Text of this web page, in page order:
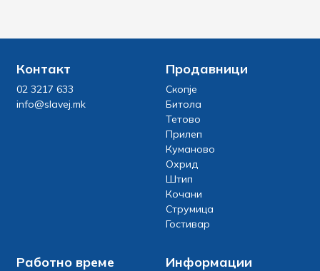
Контакт
02 3217 633
info@slavej.mk
Продавници
Скопје
Битола
Тетово
Прилеп
Куманово
Охрид
Штип
Кочани
Струмица
Гостивар
Работно време Информации